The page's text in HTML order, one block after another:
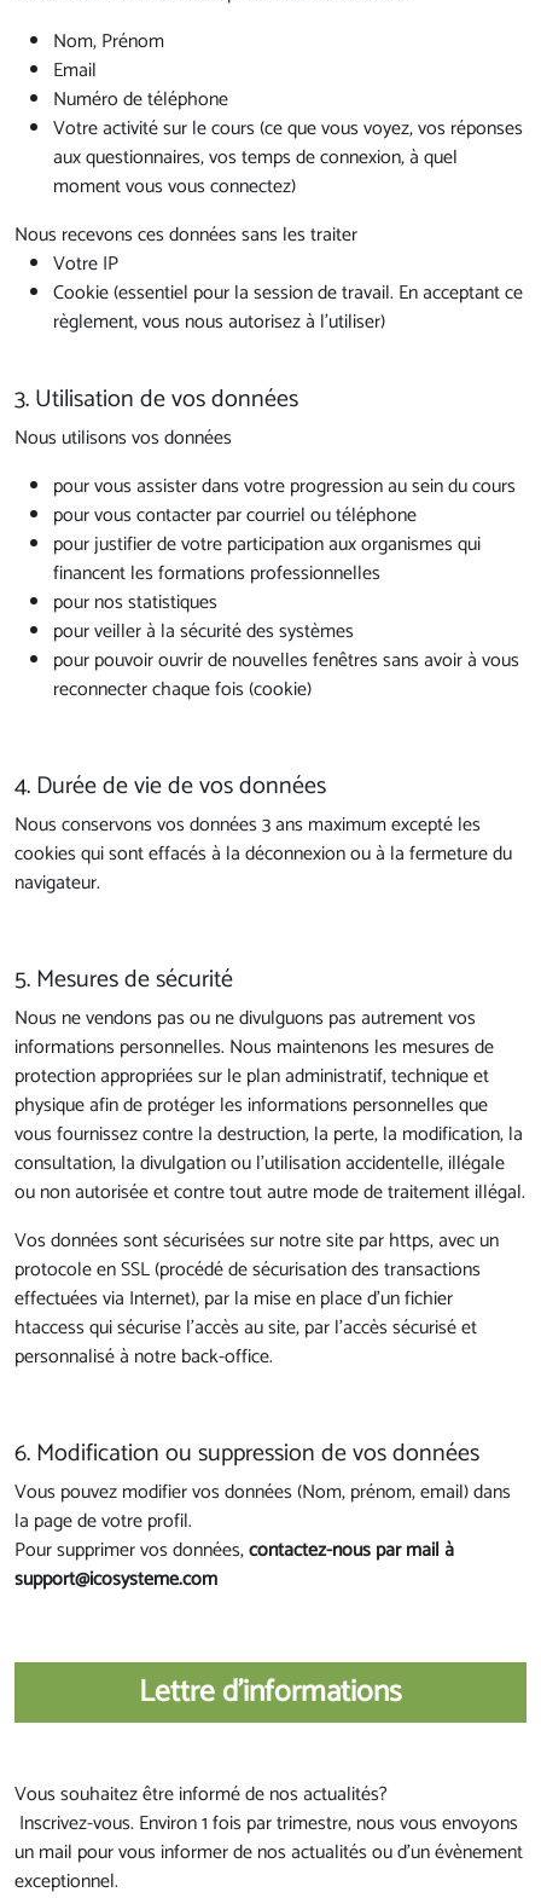
Nom, Prénom
Email
Numéro de téléphone
Votre activité sur le cours (ce que vous voyez, vos réponses
aux questionnaires, vos temps de connexion, à quel
moment vous vous connectez)
Nous recevons ces données sans les traiter
Votre IP
Cookie (essentiel pour la session de travail. En acceptant ce
règlement, vous nous autorisez à l'utiliser)
3. Utilisation de vos données
Nous utilisons vos données
pour vous assister dans votre progression au sein du cours
pour vous contacter par courriel ou téléphone
pour justifier de votre participation aux organismes qui
financent les formations professionnelles
pour nos statistiques
pour veiller à la sécurité des systèmes
pour pouvoir ouvrir de nouvelles fenêtres sans avoir à vous
reconnecter chaque fois (cookie)
4. Durée de vie de vos données
Nous conservons vos données 3 ans maximum excepté les
cookies qui sont effacés à la déconnexion ou à la fermeture du
navigateur.
5. Mesures de sécurité
Nous ne vendons pas ou ne divulguons pas autrement vos
informations personnelles. Nous maintenons les mesures de
protection appropriées sur le plan administratif, technique et
physique afin de protéger les informations personnelles que
vous fournissez contre la destruction, la perte, la modification, la
consultation, la divulgation ou l’utilisation accidentelle, illégale
ou non autorisée et contre tout autre mode de traitement illégal.
Vos données sont sécurisées sur notre site par https, avec un
protocole en SSL (procédé de sécurisation des transactions
effectuées via Internet), par la mise en place d’un fichier
htaccess qui sécurise l’accès au site, par l’accès sécurisé et
personnalisé à notre back-office.
6. Modification ou suppression de vos données
Vous pouvez modifier vos données (Nom, prénom, email) dans
la page de votre profil.
Pour supprimer vos données,contactez-nous par mail à
support@icosysteme.com
Lettre d'informations
Vous souhaitez être informé de nos actualités?
Inscrivez-vous. Environ 1 fois par trimestre, nous vous envoyons
un mail pour vous informer de nos actualités ou d'un évènement
exceptionnel.